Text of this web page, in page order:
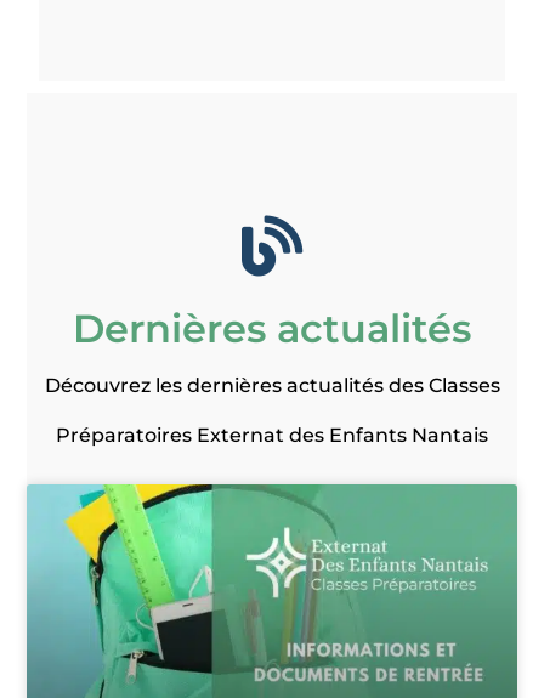
Dernières actualités
Découvrez les dernières actualités des Classes
Préparatoires Externat des Enfants Nantais